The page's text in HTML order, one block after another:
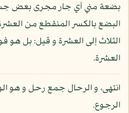
بضعة مني أي جار مجرى بعض
البضع بالكسر المنقطع من
الثلاث إلى العشرة و قيل: بل
العشرة.
انتهى، و الرحال جمع رحل و هو
الرجوع.